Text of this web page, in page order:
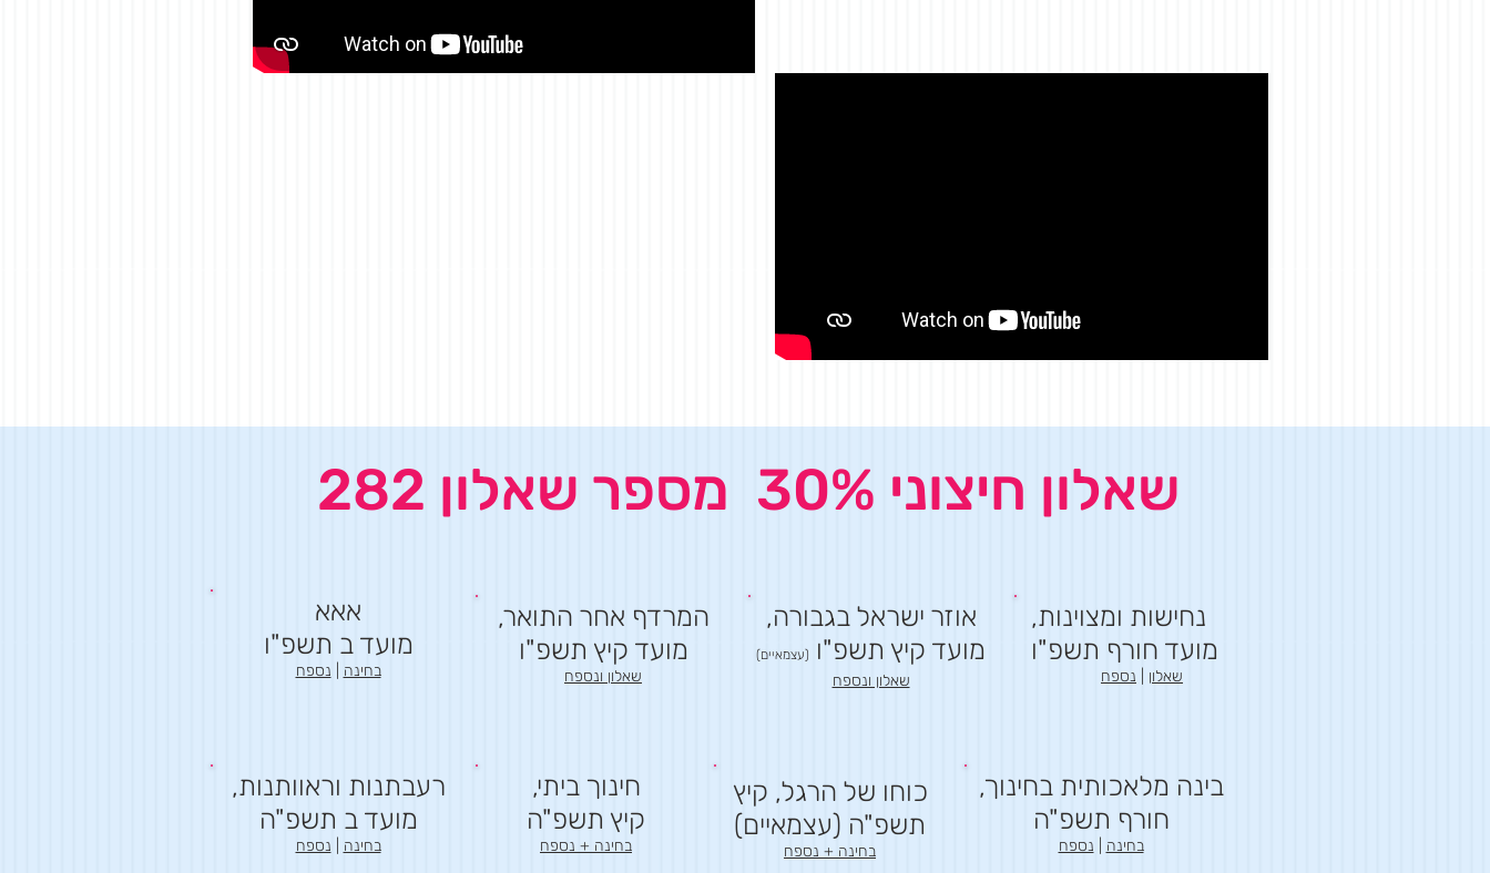
שאלון חיצוני 30% מספר שאלון 282
אאא
מועד ב תשפ"ו
בחינה נספח
המרדף אחר התואר,
מועד קיץ תשפ"ו
שאלון ונספח
אוזר ישראל בגבורה,
מועד קיץ תשפ"ו
(עצמאיים)
שאלון ונספח
נחישות ומצוינות,
מועד חורף תשפ"ו
שאלון נספח
רעבתנות וראוותנות,
מועד ב תשפ"ה
בחינה נספח
חינוך ביתי,
קיץ תשפ"ה
בחינה + נספח
כוחו של הרגל, קיץ
תשפ"ה (עצמאיים)
בחינה + נספח
בינה מלאכותית בחינוך,
חורף תשפ"ה
בחינה נספח